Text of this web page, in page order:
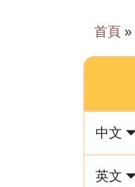
首頁 »
中文
英文